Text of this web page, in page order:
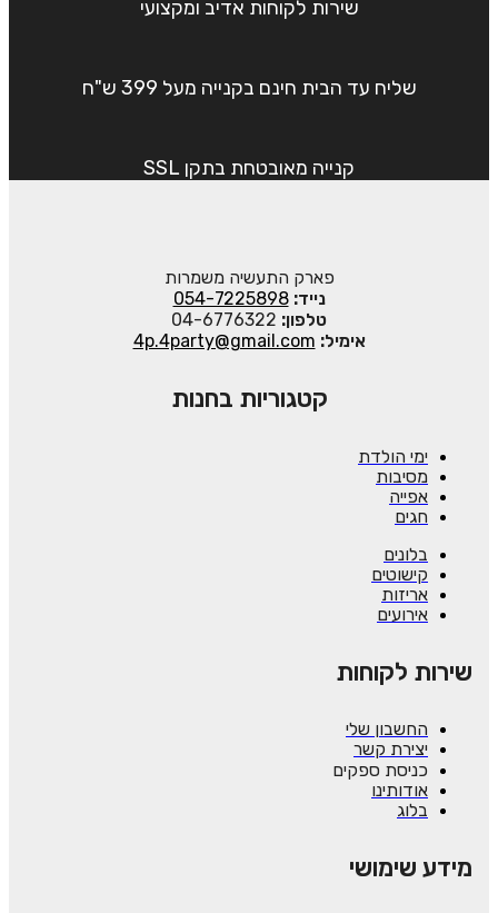
שירות לקוחות אדיב ומקצועי
שליח עד הבית חינם בקנייה מעל 399 ש"ח
קנייה מאובטחת בתקן SSL
פארק התעשיה משמרות
נייד:054-7225898
טלפון: 04-6776322
אימיל: 4p.4party@gmail.com
קטגוריות בחנות
ימי הולדת
מסיבות
אפייה
חגים
בלונים
קישוטים
אריזות
אירועים
שירות לקוחות
החשבון שלי
יצירת קשר
כניסת ספקים
אודותינו
בלוג
מידע שימושי